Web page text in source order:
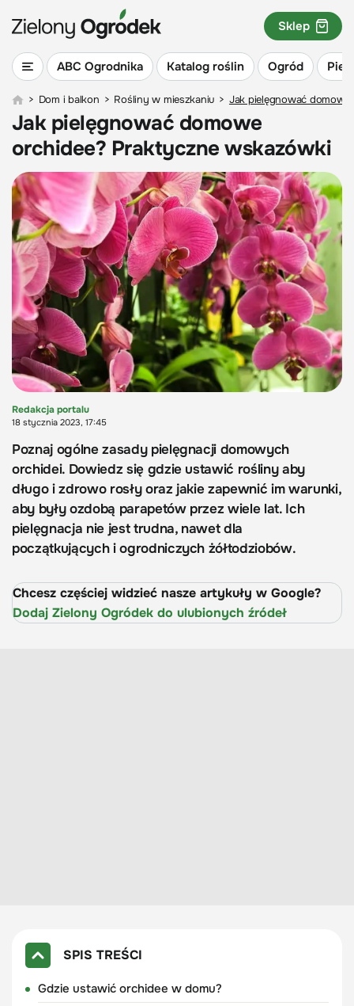
ABC Ogrodnika Katalog roślin Ogród
Sklep
> Dom i balkon > Rośliny w mieszkaniu > Jak pielęgnować
Jak pielęgnować domowe
orchidee? Praktyczne wskazówki
Redakcja portalu
18 stycznia 2023, 17:45
Poznaj ogólne zasady pielęgnacji domowych
orchidei. Dowiedz się gdzie ustawić rośliny aby
długo i zdrowo rosły oraz jakie zapewnić im warunki,
aby były ozdobą parapetów przez wiele lat. Ich
pielęgnacja nie jest trudna, nawet dla
początkujących i ogrodniczych żółtodziobów.
Chcesz częściej widzieć nasze artykuły w Google?
Dodaj Zielony Ogródek do ulubionych źródeł
SPIS TREŚCI
Gdzie ustawić orchidee w domu?